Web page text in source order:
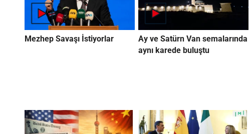
Mezhep Savaşı İstiyorlar
Ay ve Satürn Van semalarında
aynı karede buluştu